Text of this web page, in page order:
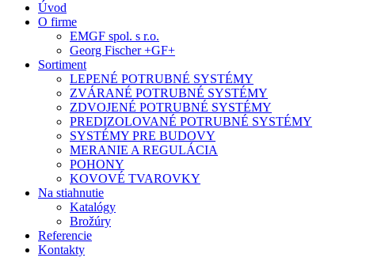
Úvod
O firme
EMGF spol. s r.o.
Georg Fischer +GF+
Sortiment
LEPENÉ POTRUBNÉ SYSTÉMY
ZVÁRANÉ POTRUBNÉ SYSTÉMY
ZDVOJENÉ POTRUBNÉ SYSTÉMY
PREDIZOLOVANÉ POTRUBNÉ SYSTÉMY
SYSTÉMY PRE BUDOVY
MERANIE A REGULÁCIA
POHONY
KOVOVÉ TVAROVKY
Na stiahnutie
Katalógy
Brožúry
Referencie
Kontakty